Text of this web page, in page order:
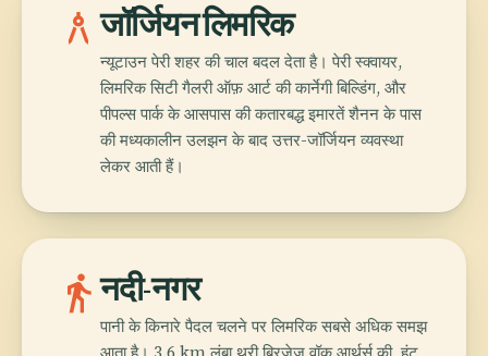
architectureजॉर्जियन लिमरिक
न्यूटाउन पेरी शहर की चाल बदल देता है। पेरी स्क्वायर,
लिमरिक सिटी गैलरी ऑफ़ आर्ट की कार्नेगी बिल्डिंग, और
पीपल्स पार्क के आसपास की कतारबद्ध इमारतें शैनन के पास
की मध्यकालीन उलझन के बाद उत्तर-जॉर्जियन व्यवस्था
लेकर आती हैं।
directions_walkनदी-नगर
पानी के किनारे पैदल चलने पर लिमरिक सबसे अधिक समझ